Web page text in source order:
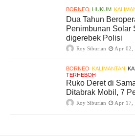
BORNEO HUKUM
Dua Tahun
Penimbunan Solar
digerebek Polisi
Roy Siburian Apr 02,
BORNEO KALIMANTAN
TERHEBOH
Ruko Deret di
Ditabrak Mobil, 7
Roy Siburian Apr 17,